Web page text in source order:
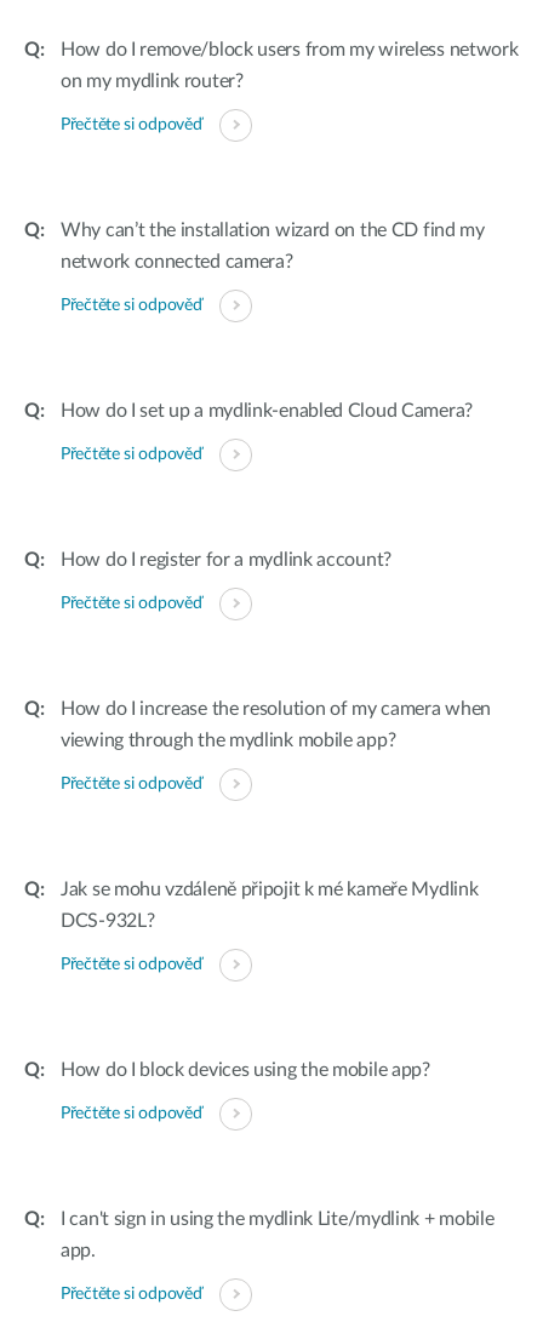
How do I remove/block users from my wireless network
on my mydlink router?
Přečtěte si odpověď
Why can’t the installation wizard on the CD find my
network connected camera?
Přečtěte si odpověď
How do I set up a mydlink-enabled Cloud Camera?
Přečtěte si odpověď
How do I register for a mydlink account?
Přečtěte si odpověď
How do I increase the resolution of my camera when
viewing through the mydlink mobile app?
Přečtěte si odpověď
Jak se mohu vzdáleně připojit k mé kameře Mydlink
DCS-932L?
Přečtěte si odpověď
How do I block devices using the mobile app?
Přečtěte si odpověď
I can't sign in using the mydlink Lite/mydlink + mobile
app.
Přečtěte si odpověď